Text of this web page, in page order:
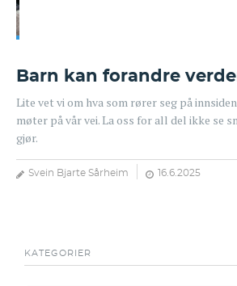
Barn kan forandre
Lite vet vi om hva som rører seg på
møter på vår vei. La oss for all del ikke se
gjør.
Svein Bjarte Sårheim 16.6.2025
KATEGORIER